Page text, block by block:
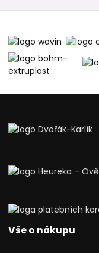
Vše o nákupu